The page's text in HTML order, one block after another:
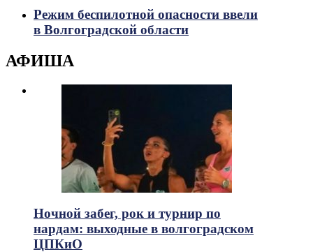
Режим беспилотной опасности ввели
в Волгоградской области
АФИША
Ночной забег, рок и турнир по
нардам: выходные в волгоградском
ЦПКиО